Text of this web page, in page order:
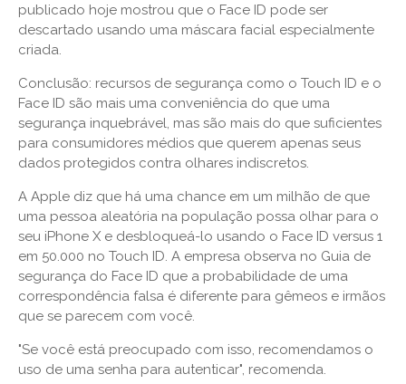
publicado hoje mostrou que o Face ID pode ser
descartado usando uma máscara facial especialmente
criada.
Conclusão: recursos de segurança como o Touch ID e o
Face ID são mais uma conveniência do que uma
segurança inquebrável, mas são mais do que suficientes
para consumidores médios que querem apenas seus
dados protegidos contra olhares indiscretos.
A Apple diz que há uma chance em um milhão de que
uma pessoa aleatória na população possa olhar para o
seu iPhone X e desbloqueá-lo usando o Face ID versus 1
em 50.000 no Touch ID. A empresa observa no Guia de
segurança do Face ID que a probabilidade de uma
correspondência falsa é diferente para gêmeos e irmãos
que se parecem com você.
"Se você está preocupado com isso, recomendamos o
uso de uma senha para autenticar", recomenda.